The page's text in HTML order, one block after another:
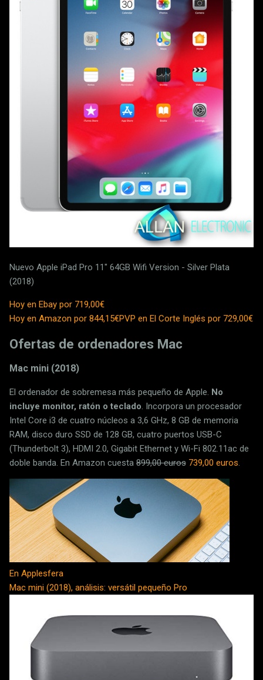
Nuevo Apple iPad Pro 11" 64GB Wifi Version - Silver Plata
(2018)
Hoy en Ebay por 719,00€
Hoy en Amazon por 844,15€PVP en El Corte Inglés por 729,00€
Ofertas de ordenadores Mac
Mac mini (2018)
El ordenador de sobremesa más pequeño de Apple. No
incluye monitor, ratón o teclado. Incorpora un procesador
Intel Core i3 de cuatro núcleos a 3,6 GHz, 8 GB de memoria
RAM, disco duro SSD de 128 GB, cuatro puertos USB-C
(Thunderbolt 3), HDMI 2.0, Gigabit Ethernet y Wi-Fi 802.11ac de
doble banda. En Amazon cuesta 899,00 euros 739,00 euros.
En Applesfera
Mac mini (2018), análisis: versátil pequeño Pro